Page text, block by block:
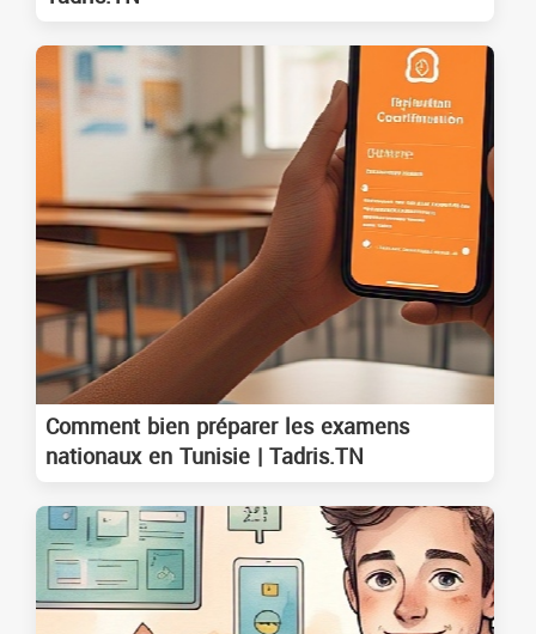
Comment bien préparer les examens
nationaux en Tunisie | Tadris.TN